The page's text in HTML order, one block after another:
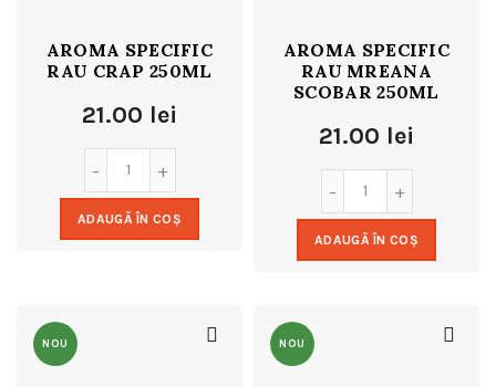
AROMA SPECIFIC
RAU CRAP 250ML
21.00 lei
ADAUGĂ ÎN COȘ
AROMA SPECIFIC
RAU MREANA
SCOBAR 250ML
21.00 lei
ADAUGĂ ÎN COȘ
NOU NOU